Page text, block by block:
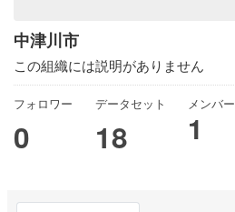
中津川市
この組織には説明がありません
フォロワー
0
データセット
18
メンバー
1